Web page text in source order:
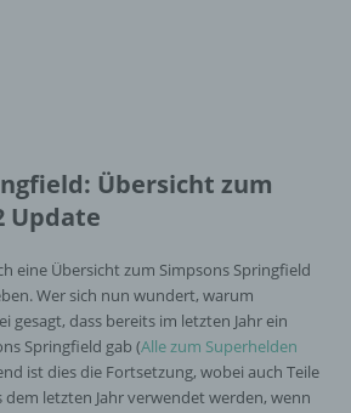
Übersicht zum
Update
eine Übersicht zum Simpsons Springfield
Wer sich nun wundert, warum
gesagt, dass bereits im letzten Jahr ein
Springfield gab (Alle zum Superhelden
ist dies die Fortsetzung, wobei auch Teile
dem letzten Jahr verwendet werden, wenn